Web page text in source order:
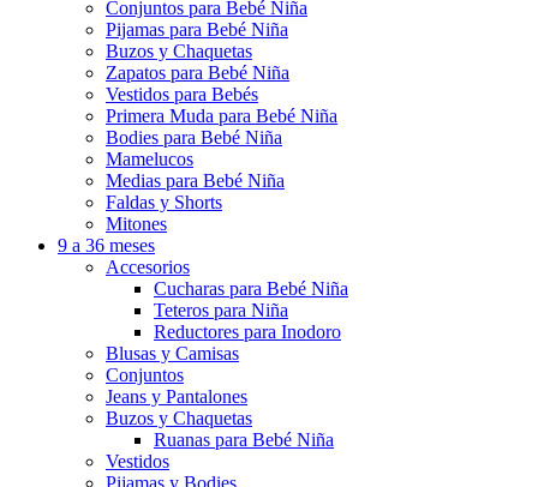
Conjuntos para Bebé Niña
Pijamas para Bebé Niña
Buzos y Chaquetas
Zapatos para Bebé Niña
Vestidos para Bebés
Primera Muda para Bebé Niña
Bodies para Bebé Niña
Mamelucos
Medias para Bebé Niña
Faldas y Shorts
Mitones
9 a 36 meses
Accesorios
Cucharas para Bebé Niña
Teteros para Niña
Reductores para Inodoro
Blusas y Camisas
Conjuntos
Jeans y Pantalones
Buzos y Chaquetas
Ruanas para Bebé Niña
Vestidos
Pijamas y Bodies